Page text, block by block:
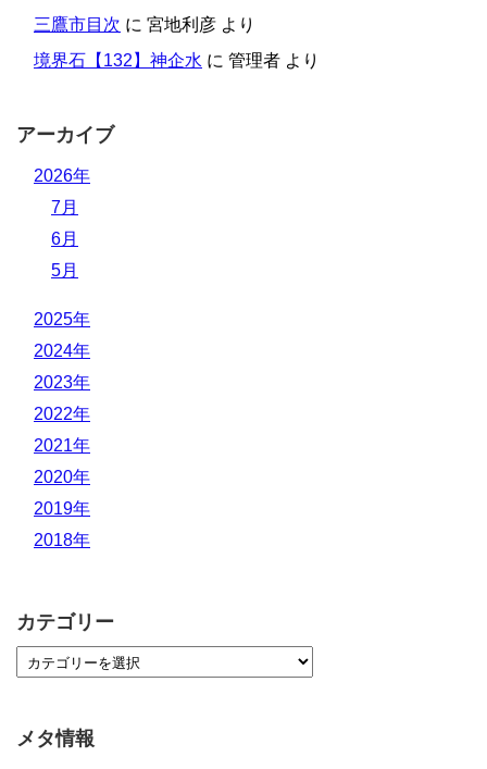
三鷹市目次 に 宮地利彦 より
境界石【132】神企水 に 管理者 より
アーカイブ
2026年
7月
6月
5月
2025年
2024年
2023年
2022年
2021年
2020年
2019年
2018年
カテゴリー
メタ情報